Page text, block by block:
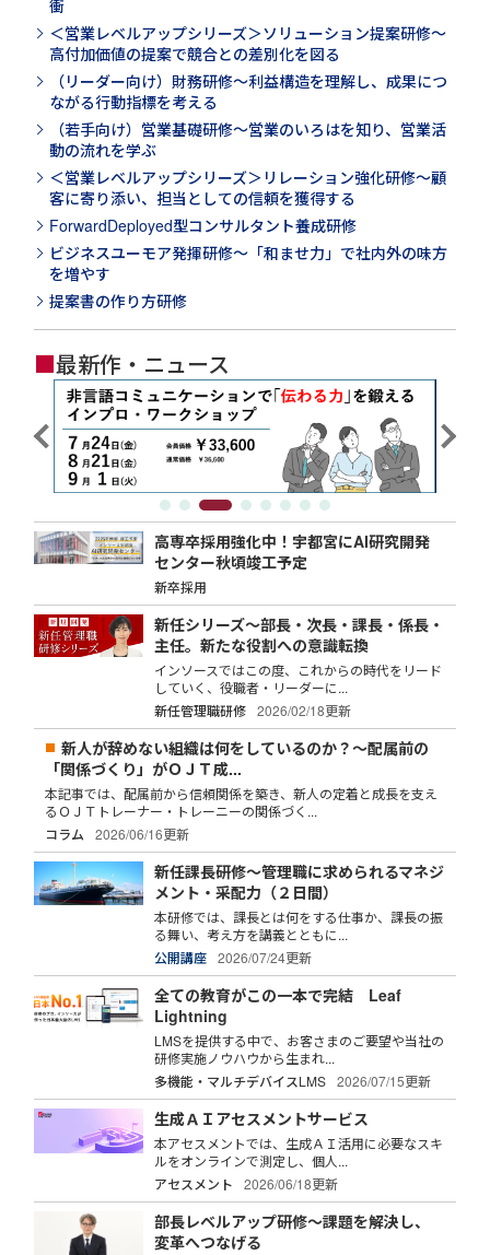
衝
＜営業レベルアップシリーズ＞ソリューション提案研修～
高付加価値の提案で競合との差別化を図る
（リーダー向け）財務研修～利益構造を理解し、成果につ
ながる行動指標を考える
（若手向け）営業基礎研修～営業のいろはを知り、営業活
動の流れを学ぶ
＜営業レベルアップシリーズ＞リレーション強化研修～顧
客に寄り添い、担当としての信頼を獲得する
ForwardDeployed型コンサルタント養成研修
ビジネスユーモア発揮研修～「和ませ力」で社内外の味方
を増やす
提案書の作り方研修
■最新作・ニュース
高専卒採用強化中！宇都宮にAI研究開発
センター秋頃竣工予定
新卒採用
新任シリーズ～部長・次長・課長・係長・
主任。新たな役割への意識転換
インソースではこの度、これからの時代をリード
していく、役職者・リーダーに...
新任管理職研修
2026/02/18更新
新人が辞めない組織は何をしているのか？～配属前の
「関係づくり」がＯＪＴ成...
本記事では、配属前から信頼関係を築き、新人の定着と成長を支え
るＯＪＴトレーナー・トレーニーの関係づく...
コラム
2026/06/16更新
新任課長研修～管理職に求められるマネジ
メント・采配力（２日間）
本研修では、課長とは何をする仕事か、課長の振
る舞い、考え方を講義とともに...
公開講座
2026/07/24更新
全ての教育がこの一本で完結 Leaf
Lightning
LMSを提供する中で、お客さまのご要望や当社の
研修実施ノウハウから生まれ...
多機能・マルチデバイスLMS
2026/07/15更新
生成ＡＩアセスメントサービス
本アセスメントでは、生成ＡＩ活用に必要なスキ
ルをオンラインで測定し、個人...
アセスメント
2026/06/18更新
部長レベルアップ研修～課題を解決し、
変革へつなげる